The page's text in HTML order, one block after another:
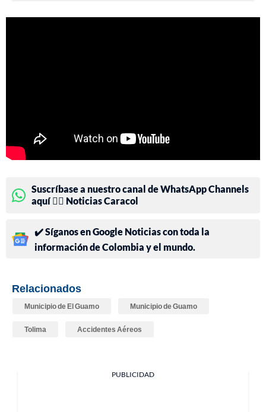
Suscríbase a nuestro canal de WhatsApp Channels
aquí 👉🏻 Noticias Caracol
✔️ Síganos en Google Noticias con toda la
información de Colombia y el mundo.
Relacionados
Municipio de El Guamo Municipio de Guamo
Tolima Accidentes Aéreos
PUBLICIDAD